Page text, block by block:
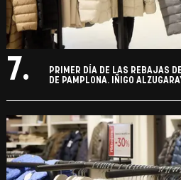
7.
PRIMER DÍA DE LAS REBAJAS
DE PAMPLONA. IÑIGO